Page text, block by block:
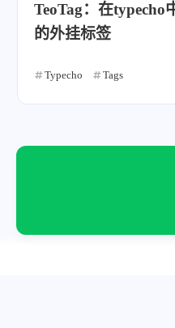
TeoTag：在
的外挂标签
Typecho Tags